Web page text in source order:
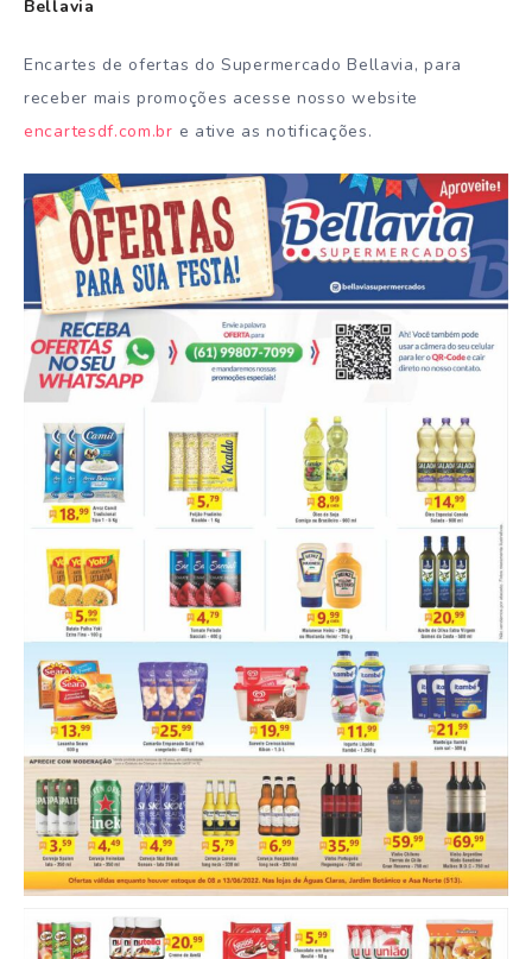
Bellavia
Encartes de ofertas do Supermercado Bellavia, para
receber mais promoções acesse nosso website
encartesdf.com.br e ative as notificações.